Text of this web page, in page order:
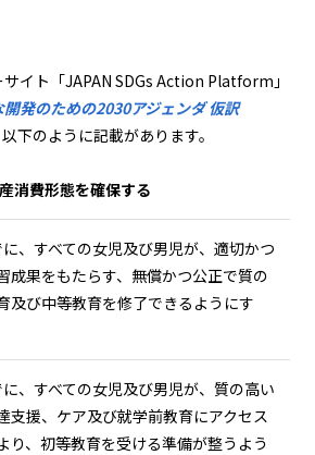
イト「JAPAN SDGs Action Platform」
開発のための2030アジェンダ 仮訳
下のように記載があります。
消費形態を確保する
、すべての女児及び男児が、適切かつ
成果をもたらす、無償かつ公正で質の
及び中等教育を修了できるようにす
、すべての女児及び男児が、質の高い
支援、ケア及び就学前教育にアクセス
り、初等教育を受ける準備が整うよう